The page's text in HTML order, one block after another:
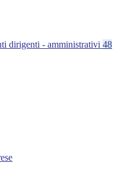
dirigenti - amministrativi 48